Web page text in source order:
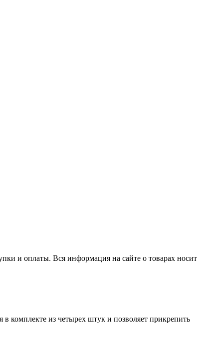
и оплаты. Вся информация на сайте о товарах носит
комплекте из четырех штук и позволяет прикрепить